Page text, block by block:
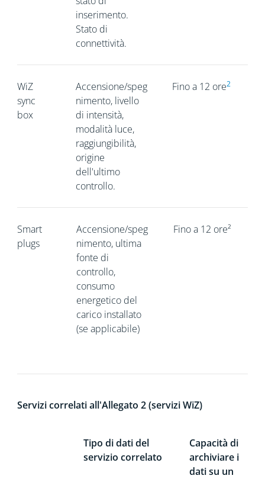
inserimento.
Stato di
connettività.
WiZ
sync
box
Accensione/speg
nimento, livello
di intensità,
modalità luce,
raggiungibilità,
origine
dell'ultimo
controllo.
Fino a 12 ore2
Smart
plugs
Accensione/speg
nimento, ultima
fonte di
controllo,
consumo
energetico del
carico installato
(se applicabile)
Fino a 12 ore²
Servizi correlati all'Allegato 2 (servizi WiZ)
Tipo di dati del
servizio correlato
Capacità di
archiviare i
dati su un